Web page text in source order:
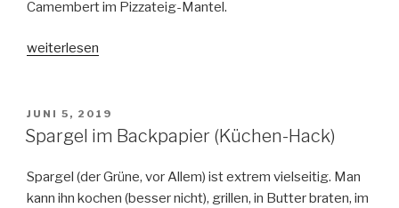
Camembert im Pizzateig-Mantel.
„Camembert
weiterlesen
VERÖFFENTLICHT
AM
JUNI 5, 2019
Spargel im Backpapier (Küchen-Hack)
Spargel (der Grüne, vor Allem) ist extrem vielseitig. Man
kann ihn kochen (besser nicht), grillen, in Butter braten, im